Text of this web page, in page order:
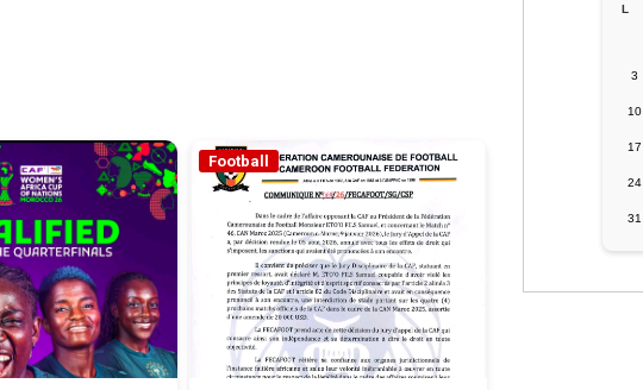
Football
L
3
10
17
24
31